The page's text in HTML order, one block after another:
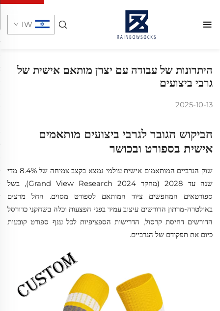
IW
היתרונות של עבודה עם יצרן מותאם אישית של
גרבי ביצועים
2025-10-13
הביקוש הגובר לגרבי ביצועים מותאמים
אישית בספורט ובכושר
שוק הגרביים המותאמים אישית עולמי נמצא בקצב צמיחה של 8.4% מדי
שנה עד 2028 (מחקר Grand View Research 2024), בשל
ספורטאים המחפשים ציוד המותאם לספורט מסוים. החל מרצים
באולטרה-מרתון הדורשים עיצוב עמיד בפני הפצעות וכלה בשחקני כדורסל
הדורשים דחיסת קרסול, הדרישות הספציפיות לכל ענף ספורט קובעות
כיום את תפקודם של הגרביים.